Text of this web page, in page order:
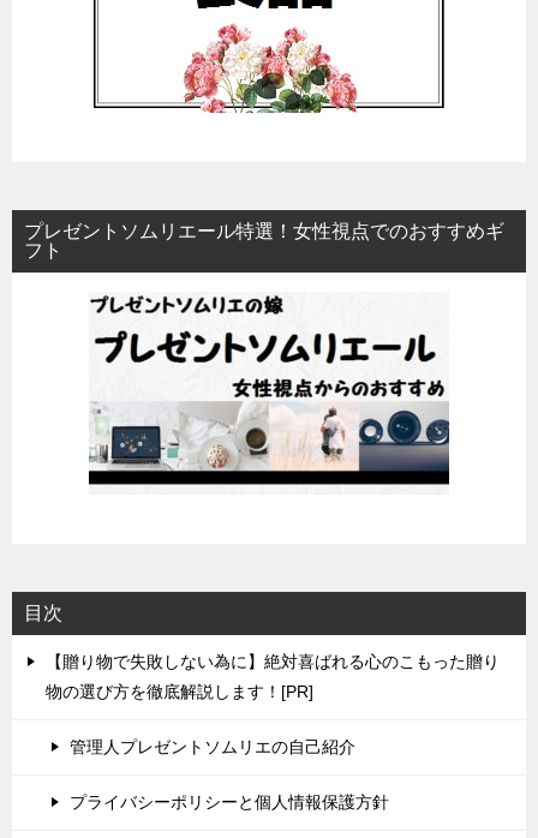
プレゼントソムリエール特選！女性視点でのおすすめギ
フト
目次
【贈り物で失敗しない為に】絶対喜ばれる心のこもった贈り
物の選び方を徹底解説します！[PR]
管理人プレゼントソムリエの自己紹介
プライバシーポリシーと個人情報保護方針